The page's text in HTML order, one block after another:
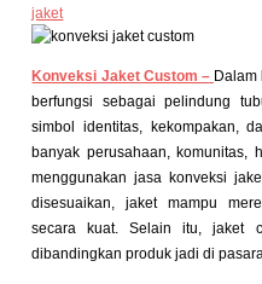
jaket
Konveksi Jaket Custom –
berfungsi sebagai pelindung
simbol identitas, kekompakan,
banyak perusahaan, komunitas,
menggunakan jasa konveksi
disesuaikan, jaket mampu
secara kuat. Selain itu, jaket
dibandingkan produk jadi di